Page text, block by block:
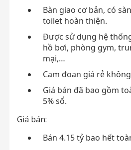
Bàn giao cơ bản, có
toilet hoàn thiện.
Được sử dụng hệ
hồ bơi, phòng gym,
mại,…
Cam đoan giá rẻ
Giá bán đã bao gồm
5% sổ.
Giá bán:
Bán 4.15 tỷ bao hết